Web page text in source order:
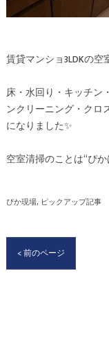
賃貸マンショ3LDKの空
床・水回り・キッチン
ンクリーニング・クロ
になりました✨
空室清掃のことは“ぴ
ぴか現場 ピックアップ記事
< 前のページ